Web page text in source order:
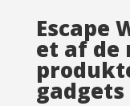
Escape
et af de